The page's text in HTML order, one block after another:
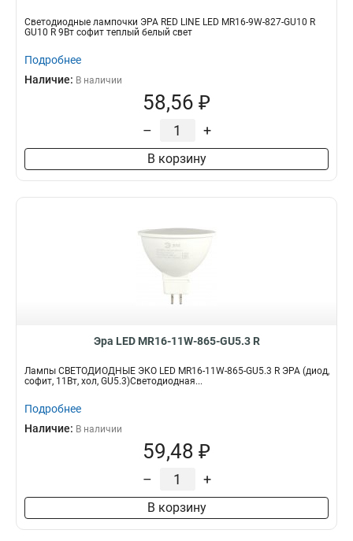
Светодиодные лампочки ЭРА RED LINE LED MR16-9W-827-GU10 R
GU10 R 9Вт софит теплый белый свет
Подробнее
Наличие: В наличии
58,56 ₽
– +
В корзину
Эра LED MR16-11W-865-GU5.3 R
Лампы СВЕТОДИОДНЫЕ ЭКО LED MR16-11W-865-GU5.3 R ЭРА (диод,
софит, 11Вт, хол, GU5.3)Светодиодная...
Подробнее
Наличие: В наличии
59,48 ₽
– +
В корзину